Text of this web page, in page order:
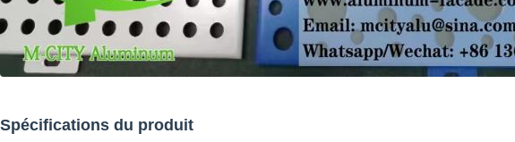
Spécifications du produit